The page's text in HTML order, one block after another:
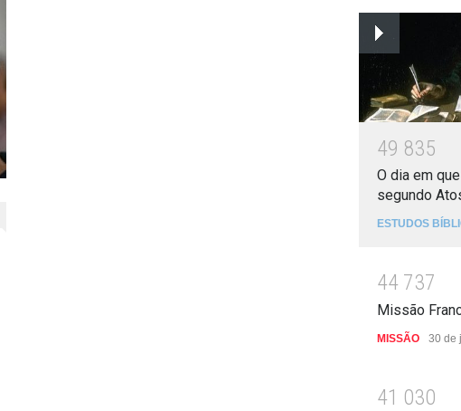
49 835
O dia em
segundo
ESTUDOS
44 737
Missão
MISSÃO 30 de
41 030